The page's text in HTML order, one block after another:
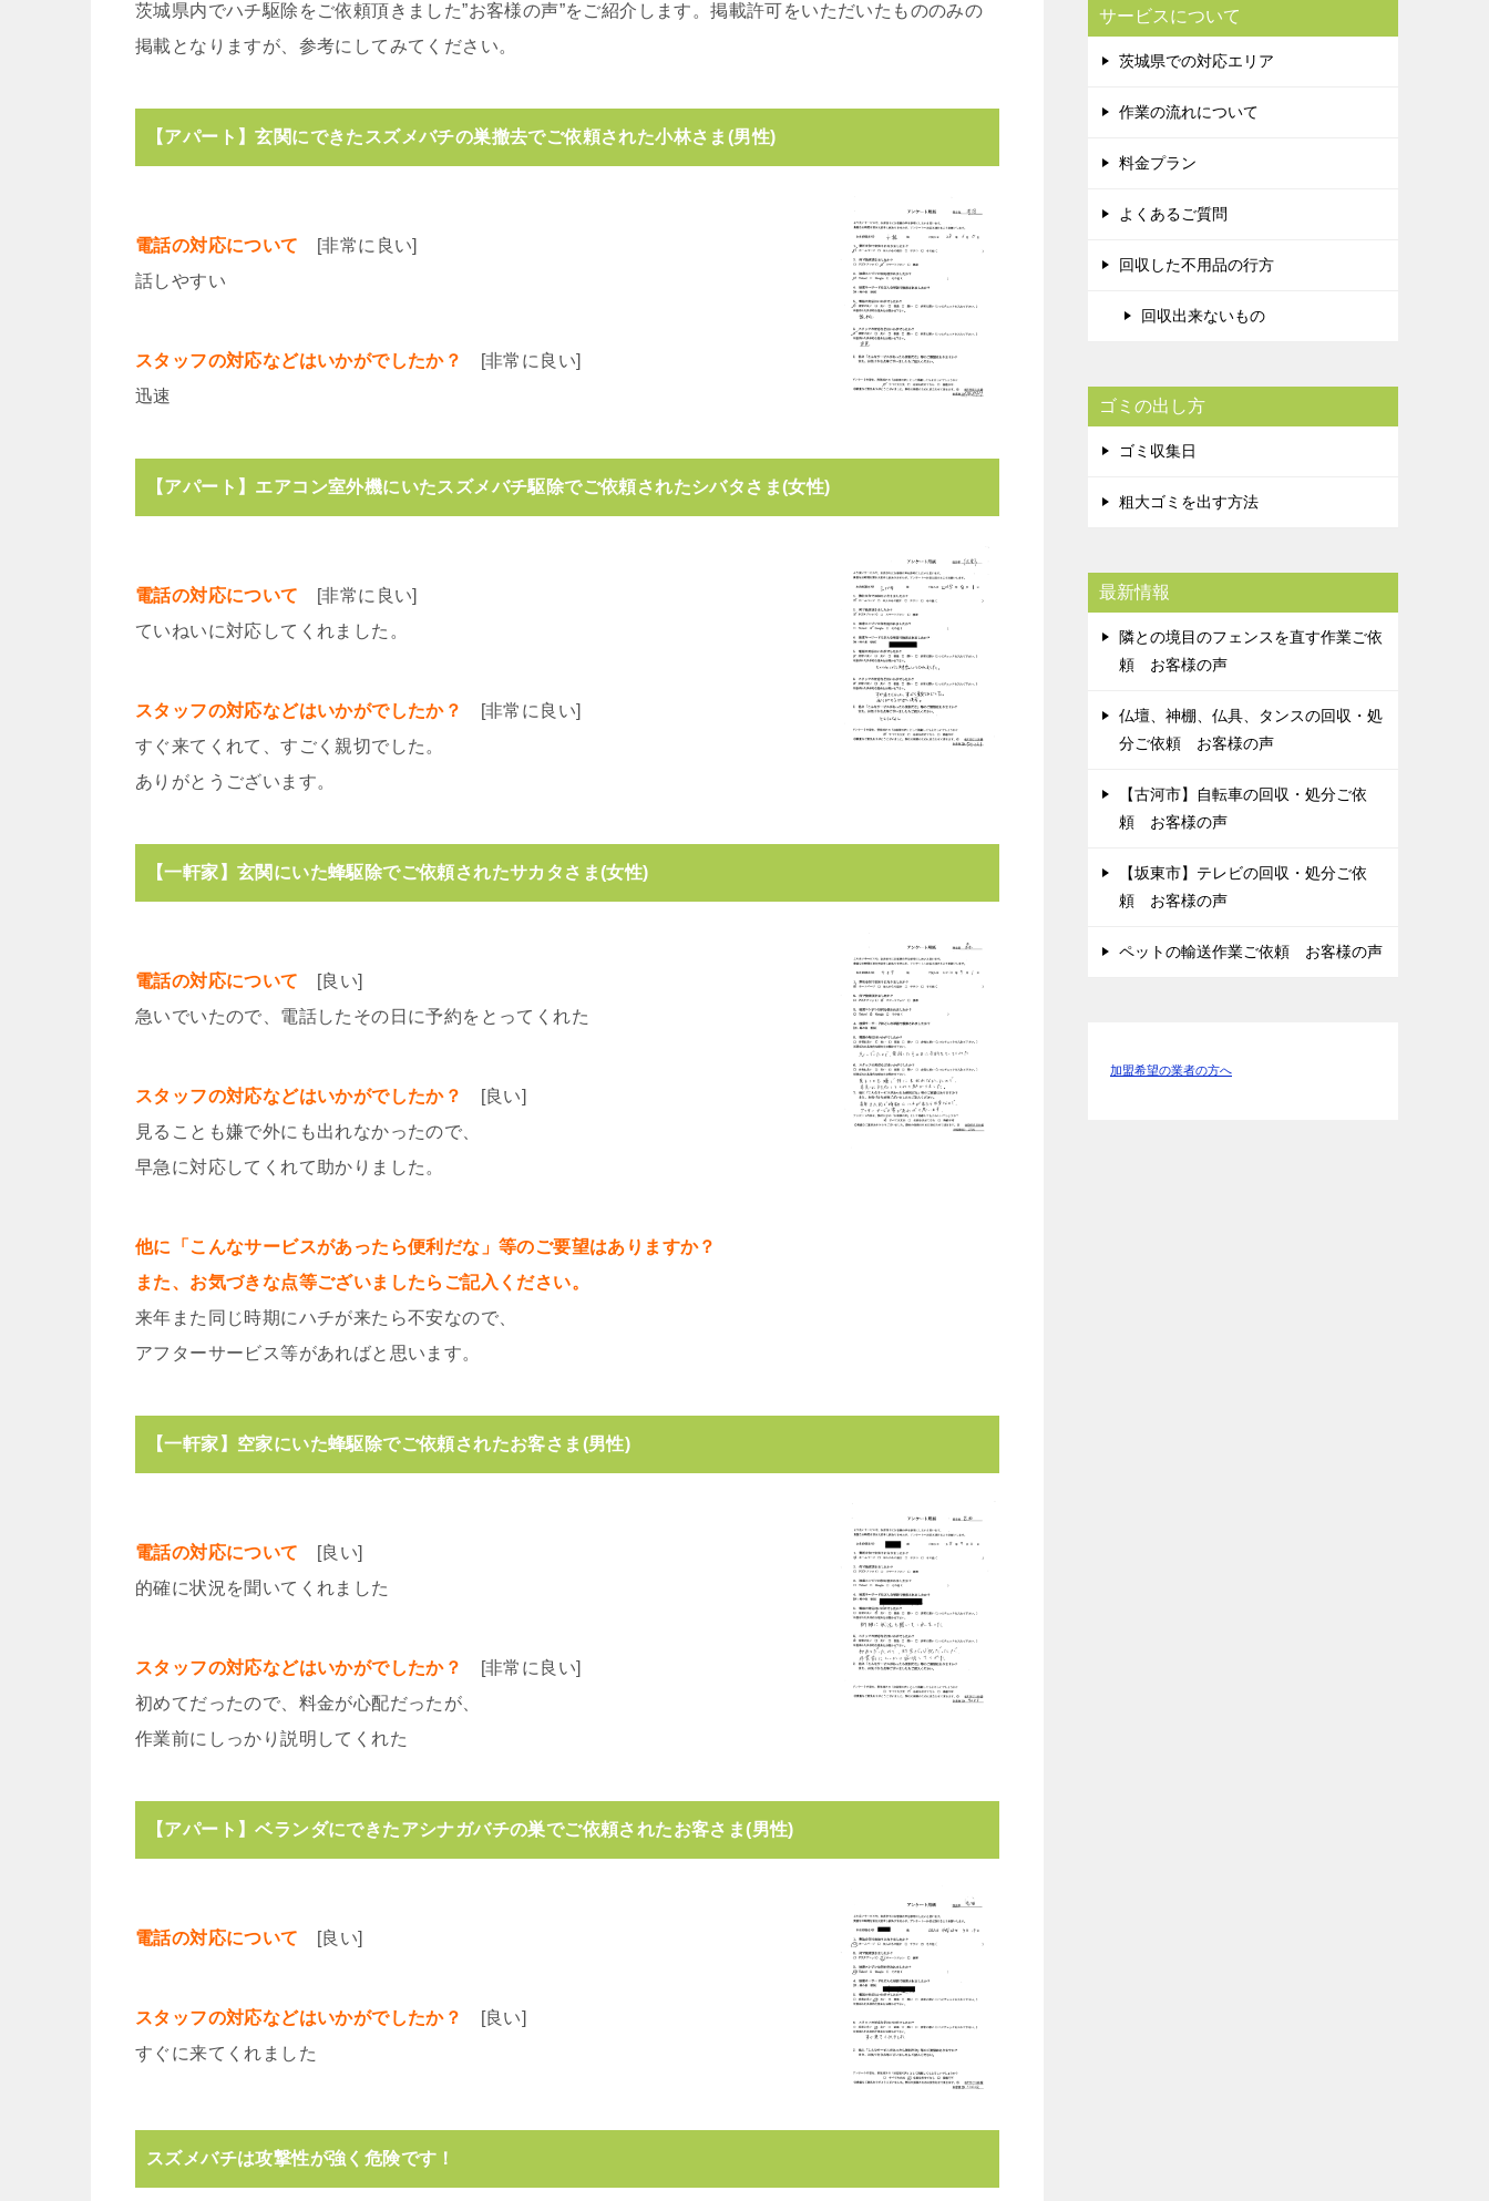
茨城県内でハチ駆除をご依頼頂きました”お客様の声”をご紹介します。掲載許可をいただいたもののみの
掲載となりますが、参考にしてみてください。
【アパート】玄関にできたスズメバチの巣撤去でご依頼された小林さま(男性)
電話の対応について [非常に良い]
話しやすい
スタッフの対応などはいかがでしたか？
[非常に良い]
迅速
【アパート】エアコン室外機にいたスズメバチ駆除でご依頼されたシバタさま(女性)
電話の対応について [非常に良い]
ていねいに対応してくれました。
スタッフの対応などはいかがでしたか？
[非常に良い]
すぐ来てくれて、すごく親切でした。
ありがとうございます。
【一軒家】玄関にいた蜂駆除でご依頼されたサカタさま(女性)
電話の対応について [良い]
急いでいたので、電話したその日に予約をとってくれた
スタッフの対応などはいかがでしたか？
[良い]
見ることも嫌で外にも出れなかったので、
早急に対応してくれて助かりました。
他に「こんなサービスがあったら便利だな」等のご要望はありますか？
また、お気づきな点等ございましたらご記入ください。
来年また同じ時期にハチが来たら不安なので、
アフターサービス等があればと思います。
【一軒家】空家にいた蜂駆除でご依頼されたお客さま(男性)
電話の対応について [良い]
的確に状況を聞いてくれました
スタッフの対応などはいかがでしたか？
[非常に良い]
初めてだったので、料金が心配だったが、
作業前にしっかり説明してくれた
【アパート】ベランダにできたアシナガバチの巣でご依頼されたお客さま(男性)
電話の対応について [良い]
スタッフの対応などはいかがでしたか？
[良い]
すぐに来てくれました
スズメバチは攻撃性が強く危険です！
サービスについて
茨城県での対応エリア
作業の流れについて
料金プラン
よくあるご質問
回収した不用品の行方
回収出来ないもの
ゴミの出し方
ゴミ収集日
粗大ゴミを出す方法
最新情報
隣との境目のフェンスを直す作業ご依
頼 お客様の声
仏壇、神棚、仏具、タンスの回収・処
分ご依頼 お客様の声
【古河市】自転車の回収・処分ご依
頼 お客様の声
【坂東市】テレビの回収・処分ご依
頼 お客様の声
ペットの輸送作業ご依頼 お客様の声
加盟希望の業者の方へ